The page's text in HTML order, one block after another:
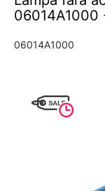
06014A1000
06014A1000